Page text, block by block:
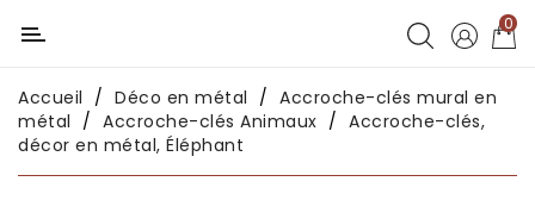
Catégorie
Déco
chambres
0
Accueil Déco en métal
Accroche-clés mural en
métal
Accroche-clés Animaux
Accroche-clés,
décor en métal, Éléphant